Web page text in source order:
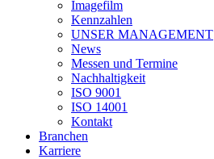
Imagefilm
Kennzahlen
UNSER MANAGEMENT
News
Messen und Termine
Nachhaltigkeit
ISO 9001
ISO 14001
Kontakt
Branchen
Karriere